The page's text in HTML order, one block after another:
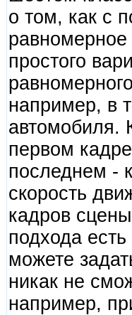
о том, как с
простого
например, в
автомобиля.
первом
последнем -
скорость
кадров
подхода
можете
никак не
например,